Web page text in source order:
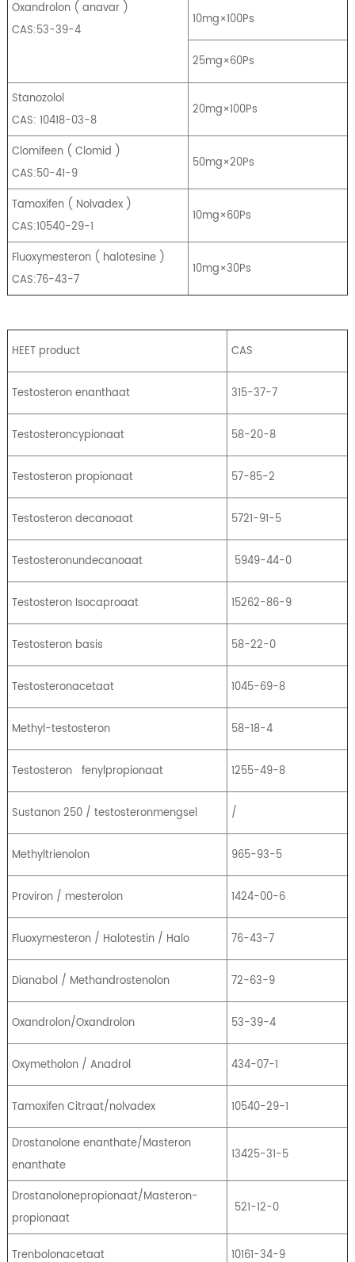
Oxandrolon ( anavar )
CAS:53-39-4
10mg×100Ps
25mg×60Ps
Stanozolol
CAS: 10418-03-8
20mg×100Ps
Clomifeen ( Clomid )
CAS:50-41-9
50mg×20Ps
Tamoxifen ( Nolvadex )
CAS:10540-29-1
10mg×60Ps
Fluoxymesteron ( halotesine )
CAS:76-43-7
10mg×30Ps
HEET product CAS
Testosteron enanthaat 315-37-7
Testosteroncypionaat 58-20-8
Testosteron propionaat 57-85-2
Testosteron decanoaat 5721-91-5
Testosteronundecanoaat 5949-44-0
Testosteron Isocaproaat 15262-86-9
Testosteron basis 58-22-0
Testosteronacetaat 1045-69-8
Methyl-testosteron 58-18-4
Testosteron fenylpropionaat 1255-49-8
Sustanon 250 / testosteronmengsel /
Methyltrienolon 965-93-5
Proviron / mesterolon 1424-00-6
Fluoxymesteron / Halotestin / Halo 76-43-7
Dianabol / Methandrostenolon 72-63-9
Oxandrolon/Oxandrolon 53-39-4
Oxymetholon / Anadrol 434-07-1
Tamoxifen Citraat/nolvadex 10540-29-1
Drostanolone enanthate/Masteron
enanthate
13425-31-5
Drostanolonepropionaat/Masteron-
propionaat
521-12-0
Trenbolonacetaat 10161-34-9